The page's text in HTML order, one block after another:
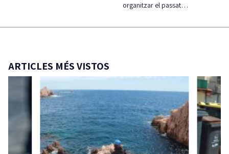
organitzar el passat…
ARTICLES MÉS VISTOS